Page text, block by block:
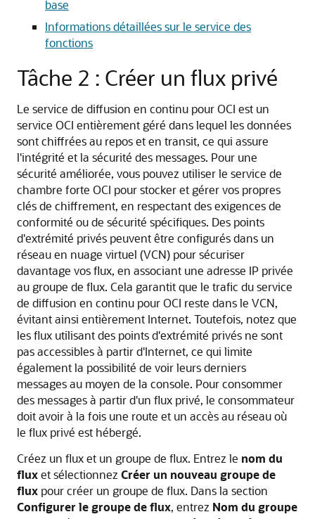
base
Informations détaillées sur le service des
fonctions
Tâche 2 : Créer un flux privé
Le service de diffusion en continu pour OCI est un
service OCI entièrement géré dans lequel les données
sont chiffrées au repos et en transit, ce qui assure
l'intégrité et la sécurité des messages. Pour une
sécurité améliorée, vous pouvez utiliser le service de
chambre forte OCI pour stocker et gérer vos propres
clés de chiffrement, en respectant des exigences de
conformité ou de sécurité spécifiques. Des points
d'extrémité privés peuvent être configurés dans un
réseau en nuage virtuel (VCN) pour sécuriser
davantage vos flux, en associant une adresse IP privée
au groupe de flux. Cela garantit que le trafic du service
de diffusion en continu pour OCI reste dans le VCN,
évitant ainsi entièrement Internet. Toutefois, notez que
les flux utilisant des points d'extrémité privés ne sont
pas accessibles à partir d'Internet, ce qui limite
également la possibilité de voir leurs derniers
messages au moyen de la console. Pour consommer
des messages à partir d'un flux privé, le consommateur
doit avoir à la fois une route et un accès au réseau où
le flux privé est hébergé.
Créez un flux et un groupe de flux. Entrez le nom du
fluxet sélectionnez Créer un nouveau groupe de
flux pour créer un groupe de flux. Dans la section
Configurer le groupe de flux, entrez Nom du groupe